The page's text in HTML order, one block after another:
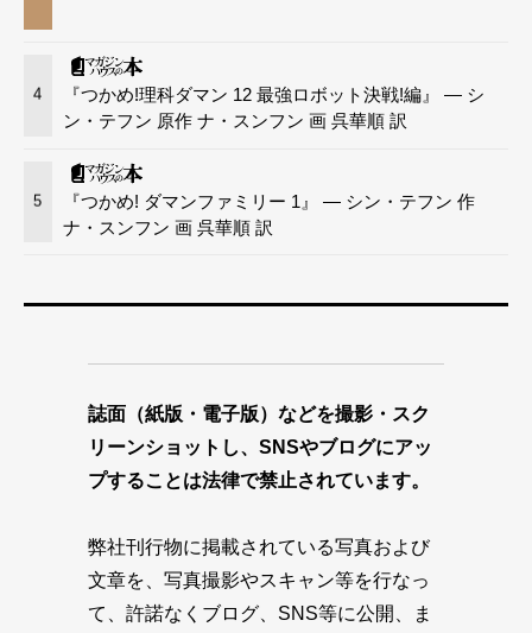
4
『つかめ!理科ダマン 12 最強ロボット決戦!編』 — シ
ン・テフン 原作 ナ・スンフン 画 呉華順 訳
5
『つかめ! ダマンファミリー 1』 — シン・テフン 作
ナ・スンフン 画 呉華順 訳
誌面（紙版・電子版）などを撮影・スク
リーンショットし、SNSやブログにアッ
プすることは法律で禁止されています。
弊社刊行物に掲載されている写真および
文章を、写真撮影やスキャン等を行なっ
て、許諾なくブログ、SNS等に公開、ま